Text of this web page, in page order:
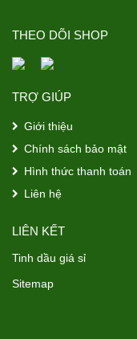
THEO DÕI SHOP
TRỢ GIÚP
Giới thiệu
Chính sách bảo mật
Hình thức thanh toán
Liên hệ
LIÊN KẾT
Tinh dầu giá sỉ
Sitemap